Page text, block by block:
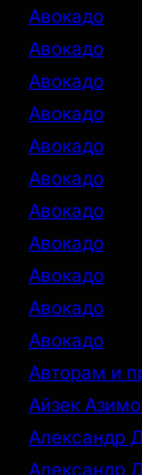
Авокадо
Авокадо
Авокадо
Авокадо
Авокадо
Авокадо
Авокадо
Авокадо
Авокадо
Авокадо
Авокадо
Авторам и
Айзек
Александр
Александр